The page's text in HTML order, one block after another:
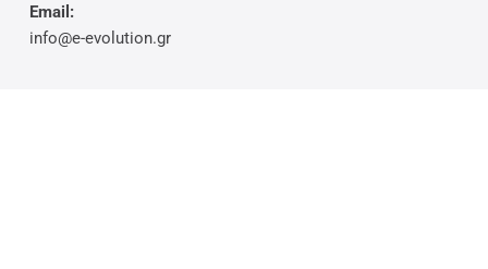
Email:
info@e-evolution.gr